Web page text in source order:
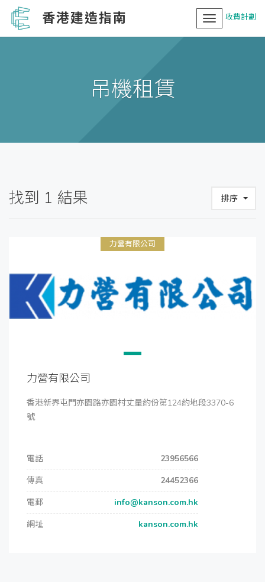
香港建造指南 收費計劃
Toggle
navigation
吊機租賃
找到 1 結果 排序
力營有限公司
力營有限公司
香港新界屯門亦園路亦園村丈量約份第124約地段3370-6
號
電話
23956566
傳真
24452366
電郵
info@kanson.com.hk
網址
kanson.com.hk